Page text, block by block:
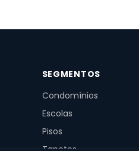
SEGMENTOS
Condomínios
Escolas
Pisos